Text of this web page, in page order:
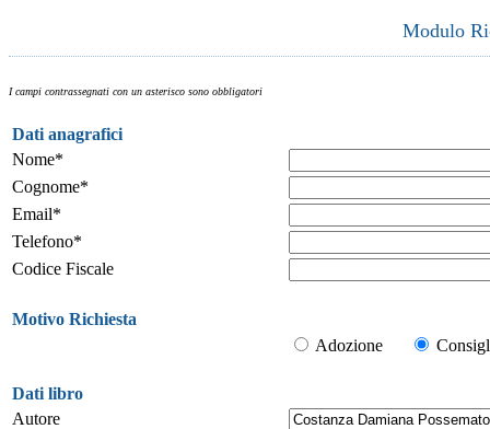
Modulo
I campi contrassegnati con un asterisco sono obbligatori
Dati anagrafici
Nome*
Cognome*
Email*
Telefono*
Codice Fiscale
Motivo Richiesta
Adozione
Dati libro
Autore